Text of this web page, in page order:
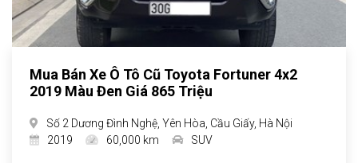
Mua Bán Xe Ô Tô Cũ Toyota Fortuner 4x2
2019 Màu Đen Giá 865 Triệu
Số 2 Dương Đình Nghệ, Yên Hòa, Cầu Giấy, Hà Nội
2019
60,000 km SUV